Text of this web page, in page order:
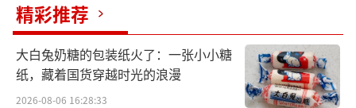
精彩推荐
大白兔奶糖的包装纸火了：一张小小糖
纸，藏着国货穿越时光的浪漫
2026-08-06 16:28:33